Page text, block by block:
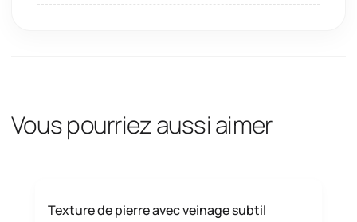
Vous pourriez aussi aimer
Texture de pierre avec veinage subtil